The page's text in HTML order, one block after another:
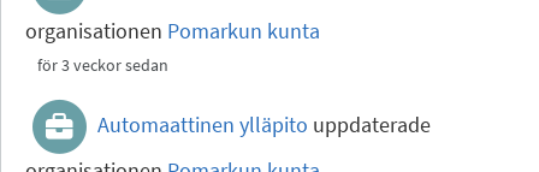
organisationen Pomarkun kunta
för 3 veckor sedan
Automaattinen ylläpito uppdaterade